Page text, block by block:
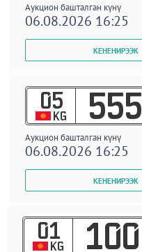
Аукцион башталган күнү
06.08.2026 16:25
05
KG 555
Аукцион башталган күнү
06.08.2026 16:25
01
KG 100